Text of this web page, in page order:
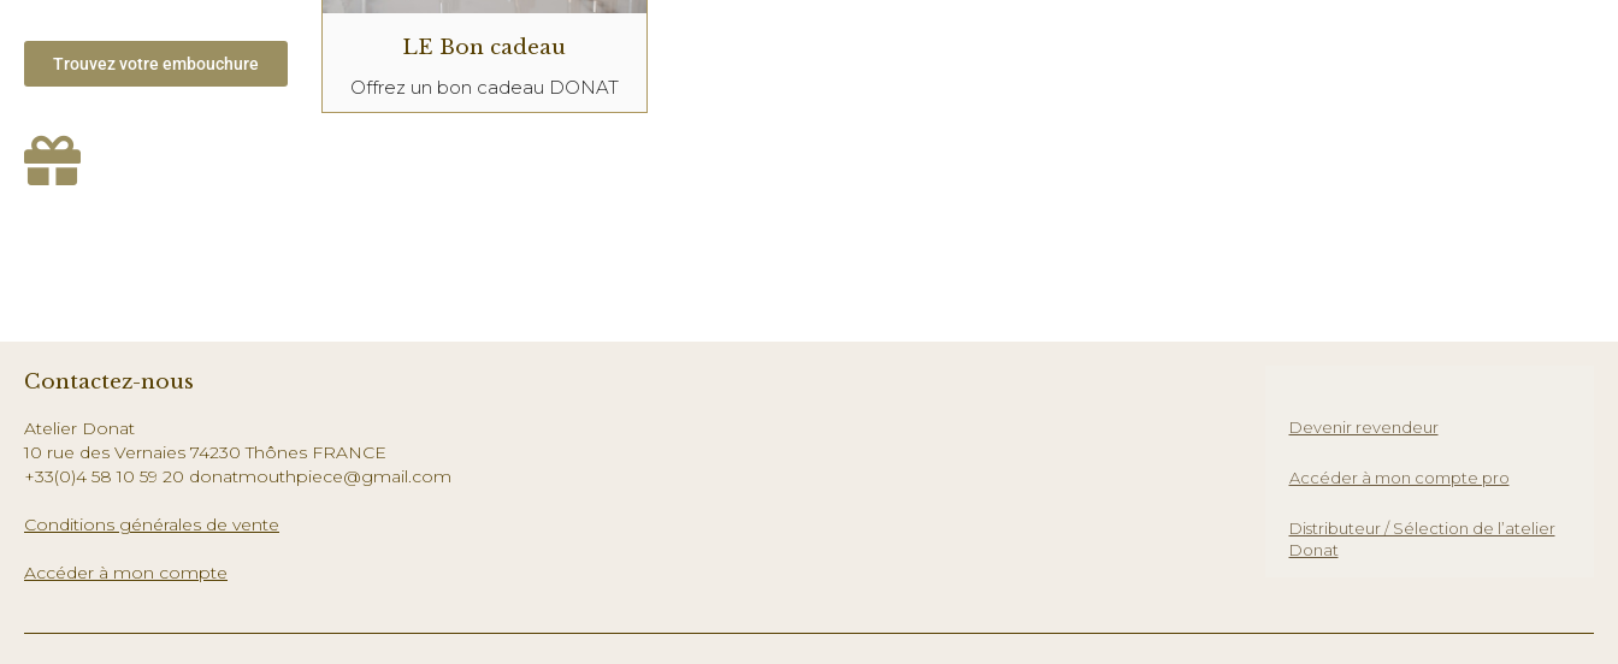
Trouvez votre embouchure
LE Bon cadeau
Offrez un bon cadeau DONAT
Contactez-nous
Atelier Donat
10 rue des Vernaies 74230 Thônes FRANCE
+33(0)4 58 10 59 20 donatmouthpiece@gmail.com
Conditions générales de vente
Accéder à mon compte
Devenir revendeur
Accéder à mon compte pro
Distributeur / Sélection de l’atelier
Donat